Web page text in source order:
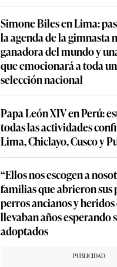
Simone Biles en Lima:
la agenda de la gimnasta
ganadora del mundo y
que emocionará a toda
selección nacional
Papa León XIV en Perú:
todas las actividades
Lima, Chiclayo, Cusco y
“Ellos nos escogen a
familias que abrieron sus
perros ancianos y
llevaban años esperando
adoptados